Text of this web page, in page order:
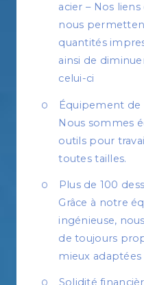
acier – Nos
nous
quantités
ainsi de
celui-ci
Équipement de
Nous sommes
outils pour
toutes tailles.
Plus de 100
Grâce à notre
ingénieuse,
de toujours
mieux adaptées
Solidité